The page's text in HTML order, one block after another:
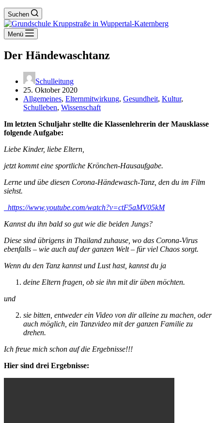
Suchen
Menü
Der Händewaschtanz
Schulleitung
25. Oktober 2020
Allgemeines, Elternmitwirkung, Gesundheit, Kultur,
Schulleben, Wissenschaft
Im letzten Schuljahr stellte die Klassenlehrerin der Mausklasse
folgende Aufgabe:
Liebe Kinder, liebe Eltern,
jetzt kommt eine sportliche Krönchen-Hausaufgabe.
Lerne und übe diesen Corona-Händewasch-Tanz, den du im Film
siehst.
https://www.youtube.com/watch?v=ctF5aMV05kM
Kannst du ihn bald so gut wie die beiden Jungs?
Diese sind übrigens in Thailand zuhause, wo das Corona-Virus
ebenfalls – wie auch auf der ganzen Welt – für viel Chaos sorgt.
Wenn du den Tanz kannst und Lust hast, kannst du ja
deine Eltern fragen, ob sie ihn mit dir üben möchten.
und
sie bitten, entweder ein Video von dir alleine zu machen, oder
auch möglich, ein Tanzvideo mit der ganzen Familie zu
drehen.
Ich freue mich schon auf die Ergebnisse!!!
Hier sind drei Ergebnisse: